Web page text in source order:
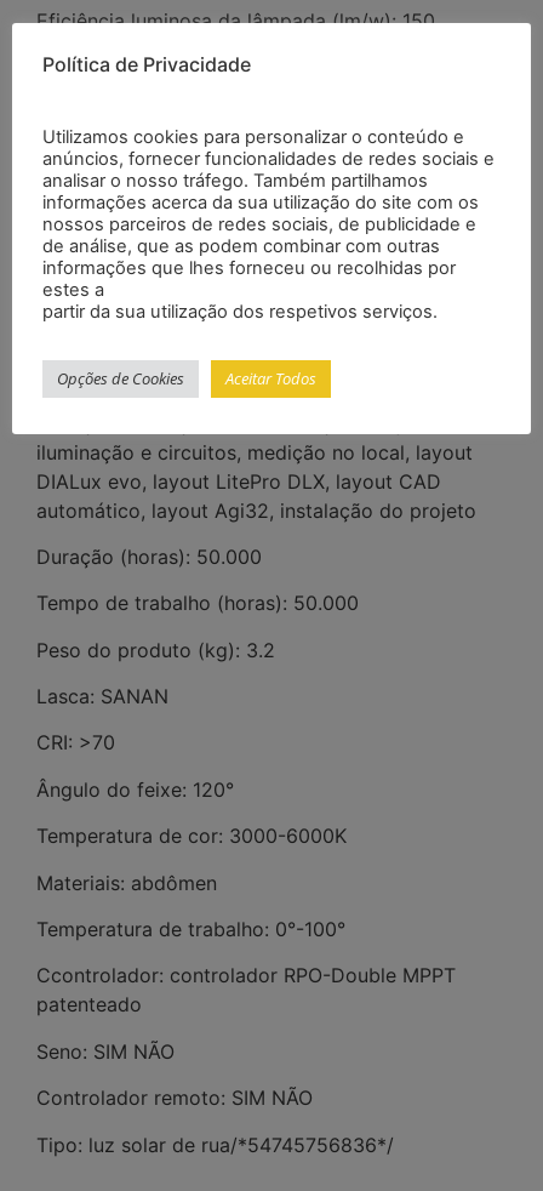
Eficiência luminosa da lâmpada (lm/w): 150
Garantia (ano): 2 meses
Índice de renderização de cores (Ra): 80
Certificação: EMC, RoHS, CCC, LVD, BV, SASO,
Saa
Fonte de energia: Solar
Fonte de luz: LED
Suporte Dimmer: Sim
iluminação e circuitos, medição no local, layout
DIALux evo, layout LitePro DLX, layout CAD
automático, layout Agi32, instalação do projeto
Duração (horas): 50.000
Tempo de trabalho (horas): 50.000
Peso do produto (kg): 3.2
Lasca: SANAN
CRI: >70
Ângulo do feixe: 120°
Temperatura de cor: 3000-6000K
Materiais: abdômen
Temperatura de trabalho: 0°-100°
Ccontrolador: controlador RPO-Double MPPT
patenteado
Seno: SIM NÃO
Controlador remoto: SIM NÃO
Tipo: luz solar de rua/*54745756836*/
Política de Privacidade
Utilizamos cookies para personalizar o conteúdo e
anúncios, fornecer funcionalidades de redes sociais e
analisar o nosso tráfego. Também partilhamos
informações acerca da sua utilização do site com os
nossos parceiros de redes sociais, de publicidade e
de análise, que as podem combinar com outras
informações que lhes forneceu ou recolhidas por
estes a
partir da sua utilização dos respetivos serviços.
Opções de Cookies Aceitar Todos